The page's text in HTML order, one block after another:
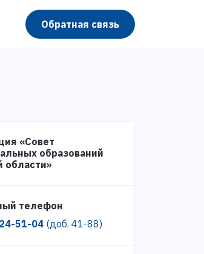
Обратная связь
«Совет
образований
области»
телефон
51-04 (доб. 41-88)